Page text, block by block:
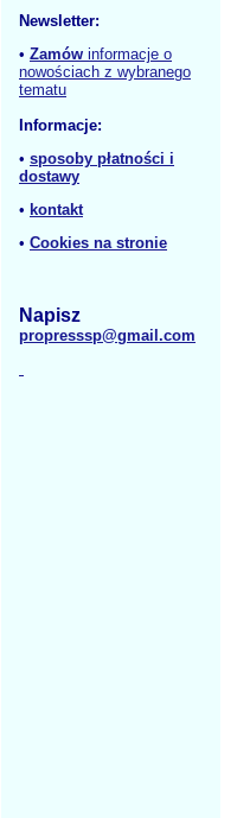
Newsletter:
• Zamów informacje o
nowościach z wybranego
tematu
Informacje:
• sposoby płatności i
dostawy
• kontakt
• Cookies na stronie
Napisz
propresssp@gmail.com